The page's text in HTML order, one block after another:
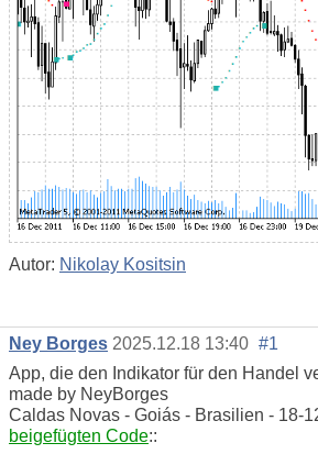
Autor: Nikolay Kositsin
Ney Borges 2025.12.18 13:40 #1
App, die den Indikator für den Handel
made by NeyBorges
Caldas Novas - Goiás - Brasilien - 18-
beigefügten Code::